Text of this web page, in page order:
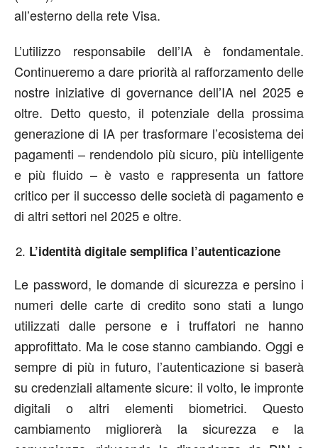
all’esterno della rete Visa.
L’utilizzo responsabile dell’IA è fondamentale.
Continueremo a dare priorità al rafforzamento delle
nostre iniziative di governance dell’IA nel 2025 e
oltre. Detto questo, il potenziale della prossima
generazione di IA per trasformare l’ecosistema dei
pagamenti – rendendolo più sicuro, più intelligente
e più fluido – è vasto e rappresenta un fattore
critico per il successo delle società di pagamento e
di altri settori nel 2025 e oltre.
L’identità digitale semplifica l’autenticazione
Le password, le domande di sicurezza e persino i
numeri delle carte di credito sono stati a lungo
utilizzati dalle persone e i truffatori ne hanno
approfittato. Ma le cose stanno cambiando. Oggi e
sempre di più in futuro, l’autenticazione si baserà
su credenziali altamente sicure: il volto, le impronte
digitali o altri elementi biometrici. Questo
cambiamento migliorerà la sicurezza e la